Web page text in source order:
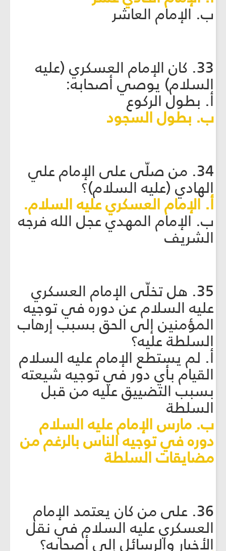
ب. الإمام العاشر
33. كان الإمام العسكري (عليه
السلام) يوصي أصحابه:
أ. بطول الركوع
ب. بطول السجود
34. من صلّى على الإمام علي
الهادي (عليه السلام)؟
أ. الإمام العسكري عليه السلام.
ب. الإمام المهدي عجل الله فرجه
الشريف
35. هل تخلّى الإمام العسكري
عليه السلام عن دوره في توجيه
المؤمنين إلى الحق بسبب إرهاب
السلطة عليه؟
أ. لم يستطع الإمام عليه السلام
القيام بأي دور في توجيه شيعته
بسبب التضييق عليه من قبل
السلطة
ب. مارس الإمام عليه السلام
دوره في توجيه الناس بالرغم من
مضايقات السلطة
36. على من كان يعتمد الإمام
العسكري عليه السلام في نقل
الأخبار والرسائل إلى أصحابه؟